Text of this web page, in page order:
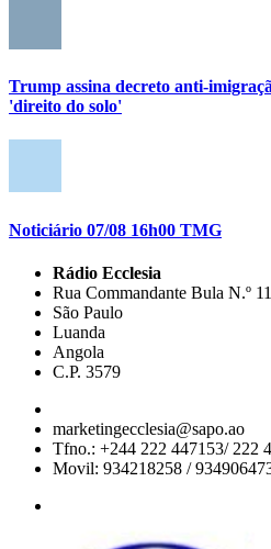
Trump assina decreto anti-
'direito do solo'
Noticiário 07/08 16h00 TMG
Rádio Ecclesia
Rua Commandante Bula N.º
São Paulo
Luanda
Angola
C.P. 3579
marketingecclesia@sapo.ao
Tfno.: +244 222 447153/ 222
Movil: 934218258 /